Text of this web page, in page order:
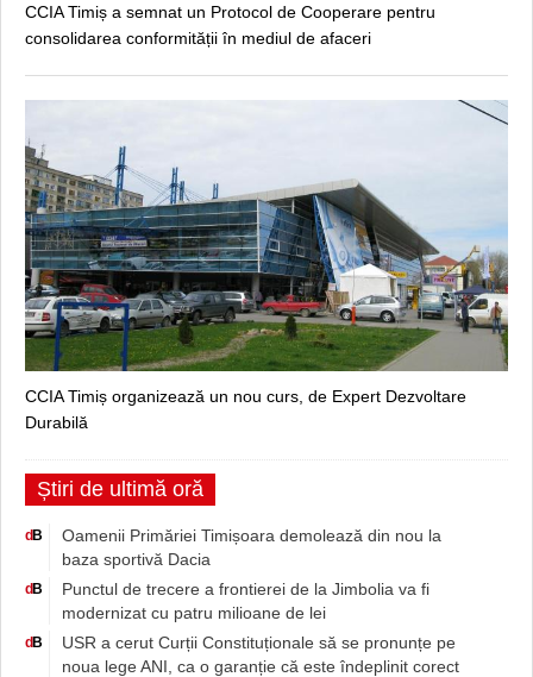
CCIA Timiș a semnat un Protocol de Cooperare pentru
consolidarea conformității în mediul de afaceri
CCIA Timiș organizează un nou curs, de Expert Dezvoltare
Durabilă
Știri de ultimă oră
dB
Oamenii Primăriei Timișoara demolează din nou la
baza sportivă Dacia
dB
Punctul de trecere a frontierei de la Jimbolia va fi
modernizat cu patru milioane de lei
dB
USR a cerut Curții Constituționale să se pronunțe pe
noua lege ANI, ca o garanție că este îndeplinit corect